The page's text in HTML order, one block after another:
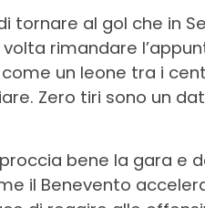
tornare al gol che in
rimandare
un leone tra i
Zero tiri sono un
bene la gara e
il Benevento